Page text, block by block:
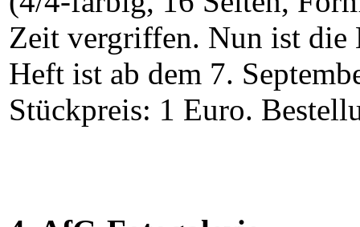
Zeit vergriffen. Nun ist die
Heft ist ab dem 7.
Stückpreis: 1 Euro.